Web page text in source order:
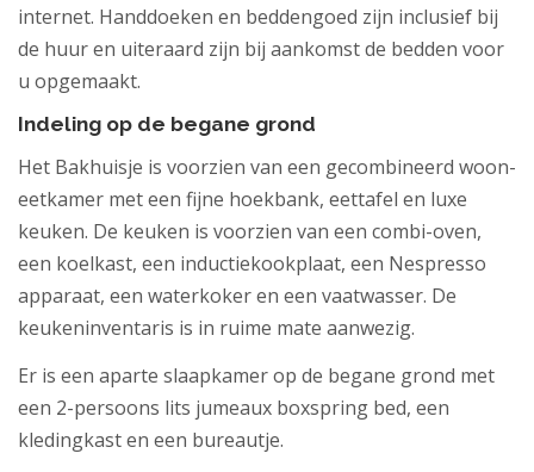
internet. Handdoeken en beddengoed zijn inclusief bij
de huur en uiteraard zijn bij aankomst de bedden voor
u opgemaakt.
Indeling op de begane grond
Het Bakhuisje is voorzien van een gecombineerd woon-
eetkamer met een fijne hoekbank, eettafel en luxe
keuken. De keuken is voorzien van een combi-oven,
een koelkast, een inductiekookplaat, een Nespresso
apparaat, een waterkoker en een vaatwasser. De
keukeninventaris is in ruime mate aanwezig.
Er is een aparte slaapkamer op de begane grond met
een 2-persoons lits jumeaux boxspring bed, een
kledingkast en een bureautje.